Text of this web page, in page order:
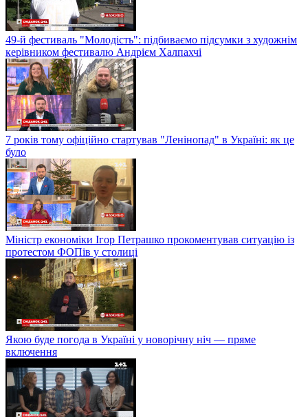
49-й фестиваль "Молодість": підбиваємо підсумки з художнім
керівником фестивалю Андрієм Халпахчі
7 років тому офіційно стартував "Ленінопад" в Україні: як це
було
Міністр економіки Ігор Петрашко прокоментував ситуацію із
протестом ФОПів у столиці
Якою буде погода в Україні у новорічну ніч — пряме
включення